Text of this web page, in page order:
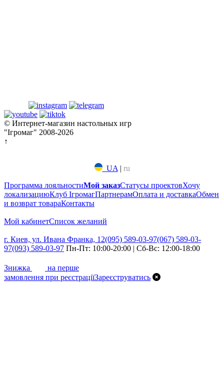
© Интернет-магазин настольных игр
"Ігромаг" 2008-2026
↑
UA | ru
Программа лояльностиМой заказСтатусы проектовХочу
локализациюКлуб ІгромагПартнерамОплата и доставкаОбмен
и возврат товараКонтакты
Мой кабинетСписок желаний
г. Киев, ул. Ивана Франка, 12(095) 589-03-97(067) 589-03-
97(093) 589-03-97 Пн-Пт: 10:00-20:00 | Сб-Вс: 12:00-18:00
Знижка
на перше
замовлення при реєстраціїЗареєструватись